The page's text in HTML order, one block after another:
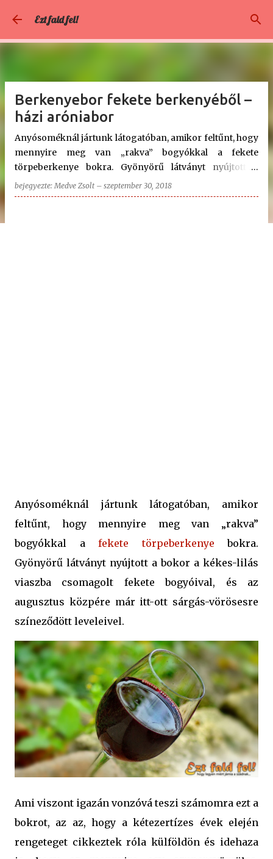
Ezt fald fel!
Berkenyebor fekete berkenyéből –
házi aróniabor
Anyósoméknál jártunk látogatóban, amikor feltűnt, hogy
mennyire meg van „rakva” bogyókkal a fekete
törpeberkenye bokra. Gyönyörű látványt nyújtott a
bokor a kékes-lilás viaszba csomagolt fekete bogyóival,
és az augusztus közpére már itt-ott sárgás-vörösesre
bejegyezte:Medve Zsolt – szeptember 30, 2018
Anyósoméknál jártunk látogatóban, amikor
feltűnt, hogy mennyire meg van „rakva”
bogyókkal a fekete törpeberkenye bokra.
Gyönyörű látványt nyújtott a bokor a kékes-lilás
viaszba csomagolt fekete bogyóival, és az
augusztus közpére már itt-ott sárgás-vörösesre
színeződött leveleivel.
Ami viszont igazán vonzóvá teszi számomra ezt a
bokrot, az az, hogy a kétezertízes évek elején
rengeteget cikkeztek róla külföldön és idehaza